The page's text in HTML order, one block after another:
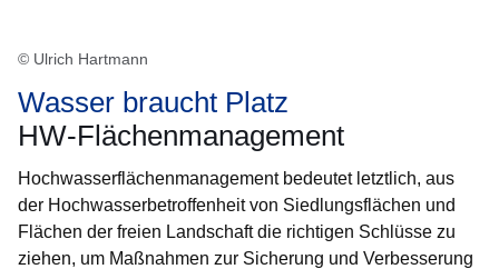
© Ulrich Hartmann
Wasser braucht Platz
HW-Flächenmanagement
Hochwasserflächenmanagement bedeutet letztlich, aus
der Hochwasserbetroffenheit von Siedlungsflächen und
Flächen der freien Landschaft die richtigen Schlüsse zu
ziehen, um Maßnahmen zur Sicherung und Verbesserung